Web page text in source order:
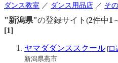
ダンス教室 ／ ダンス用品店 ／ そ
"新潟県"の登録サイト(2件中1
[1]
ヤマダダンススクール [口
新潟県燕市